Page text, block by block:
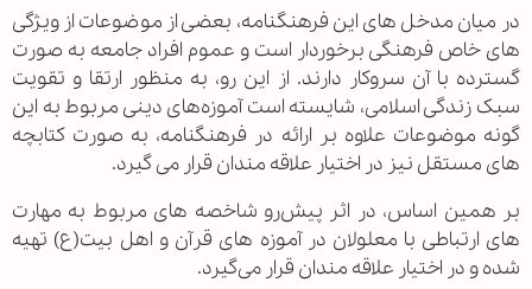
در میان مدخل های این فرهنگنامه، بعضی از موضوعات از ویژگی
های خاص فرهنگی برخوردار است و عموم افراد جامعه به صورت
گسترده با آن سروکار دارند. از این رو، به منظور ارتقا و تقویت
سبک زندگی اسلامی، شایسته است آموزه‌های دینی مربوط به این
گونه موضوعات علاوه بر ارائه در فرهنگنامه، به صورت کتابچه
های مستقل نیز در اختیار علاقه مندان قرار می گیرد.
بر همین اساس، در اثر پیش‌رو شاخصه های مربوط به مهارت
های ارتباطی با معلولان در آموزه های قرآن و اهل بیت(ع) تهیه
شده و در اختیار علاقه مندان قرار می‌گیرد.